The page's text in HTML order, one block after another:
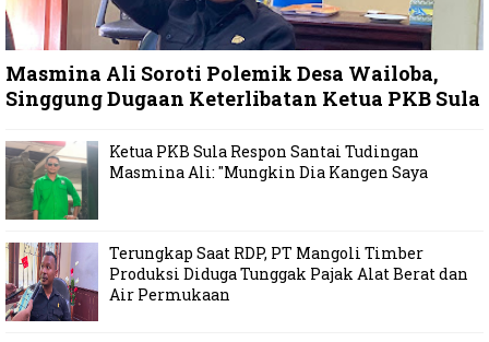
Masmina Ali Soroti Polemik Desa Wailoba,
Singgung Dugaan Keterlibatan Ketua PKB Sula
Ketua PKB Sula Respon Santai Tudingan
Masmina Ali: "Mungkin Dia Kangen Saya
Terungkap Saat RDP, PT Mangoli Timber
Produksi Diduga Tunggak Pajak Alat Berat dan
Air Permukaan